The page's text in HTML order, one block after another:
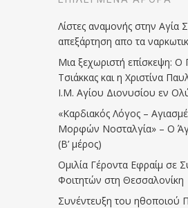
Λίστες αναμονής στην Αγία
απεξάρτηση απο τα
Μια ξεχωριστή επίσκεψη: Ο
Τσιάκκας και η Χριστίνα
Ι.Μ. Αγίου Διονυσίου εν
«Καρδιακός Λόγος –
Μορφών Νοσταλγία» – Ο
(Β’ μέρος)
Ομιλία Γέροντα Εφραίμ σε
Φοιτητών στη Θεσσαλονίκη
Συνέντευξη του ηθοποιού